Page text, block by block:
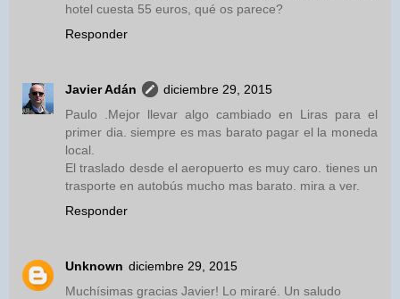
hotel cuesta 55 euros, qué os parece?
Responder
Javier Adán
diciembre 29, 2015
Paulo .Mejor llevar algo cambiado en Liras para el
primer dia. siempre es mas barato pagar el la moneda
local.
El traslado desde el aeropuerto es muy caro. tienes un
trasporte en autobús mucho mas barato. mira a ver.
Responder
Unknown diciembre 29, 2015
Muchísimas gracias Javier! Lo miraré. Un saludo